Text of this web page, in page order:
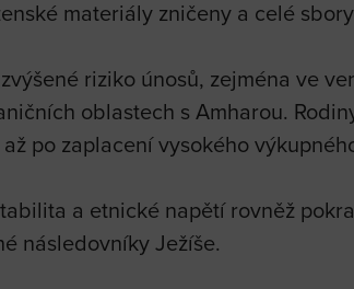
materiály zničeny a celé
riziko únosů, zejména ve
oblastech s Amharou.
po zaplacení vysokého
a etnické napětí rovněž
následovníky Ježíše.